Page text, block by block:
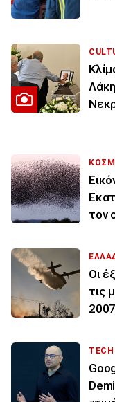
τον
Οι
τις
TECH